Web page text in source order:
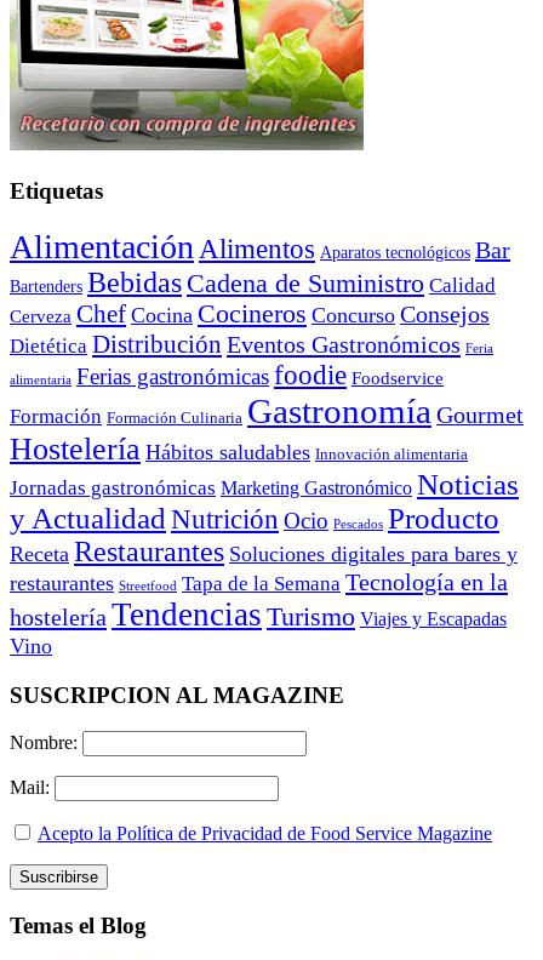
Etiquetas
Alimentación Alimentos Aparatos tecnológicos Bar
Bartenders Bebidas Cadena de Suministro Calidad
Cerveza Chef Cocina Cocineros Concurso Consejos
Dietética Distribución Eventos Gastronómicos Feria
alimentaria Ferias gastronómicasfoodie Foodservice
Formación Formación Culinaria Gastronomía Gourmet
Hostelería Hábitos saludables Innovación alimentaria
Jornadas gastronómicas Marketing Gastronómico Noticias
y Actualidad Nutrición Ocio Pescados Producto
Receta Restaurantes Soluciones digitales para bares y
restaurantes Streetfood Tapa de la Semana Tecnología en la
hostelería Tendencias Turismo Viajes y Escapadas
Vino
SUSCRIPCION AL MAGAZINE
Nombre:
Mail:
Acepto la Política de Privacidad de Food Service Magazine
Temas el Blog